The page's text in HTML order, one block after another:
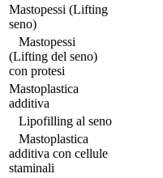
Mastopessi (Lifting
seno)
Mastopessi
(Lifting del seno)
con protesi
Mastoplastica
additiva
Lipofilling al seno
Mastoplastica
additiva con cellule
staminali